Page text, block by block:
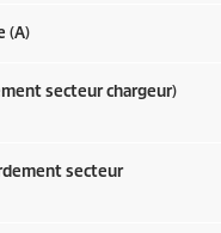
(A)
secteur chargeur)
secteur